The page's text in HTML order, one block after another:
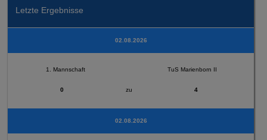
Letzte Ergebnisse
02.08.2026
1. Mannschaft TuS Marienborn II
0 zu 4
02.08.2026